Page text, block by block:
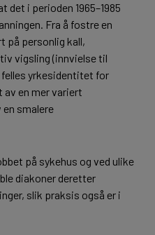
det i perioden 1965–1985
Fra å fostre en
på personlig kall,
vigsling (innvielse til
yrkesidentitet for
av en mer variert
smalere
på sykehus og ved ulike
diakoner deretter
slik praksis også er i